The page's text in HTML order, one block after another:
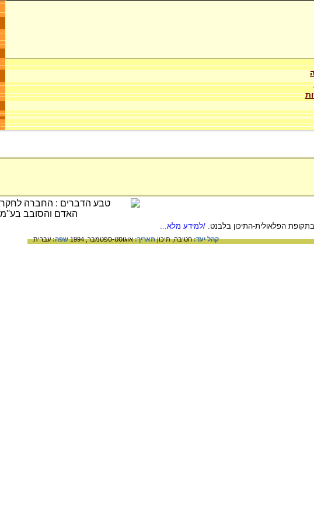
הפלאולית-התיכון בלבנט. /למידע מלא...
קהל יעד:חטיבה,תיכוןתאריך:אוגוסט-ספטמבר, 1994 שפה:עברית